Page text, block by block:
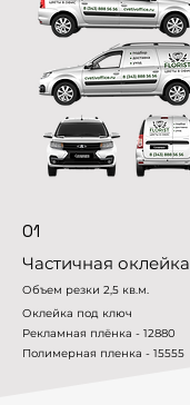
01
Частичная оклейка
Объем резки 2,5 кв.м.
Оклейка под ключ
Рекламная плёнка - 12880
Полимерная пленка - 15555